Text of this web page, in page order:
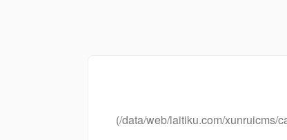
(/data/web/laitiku.com/xunruicms/